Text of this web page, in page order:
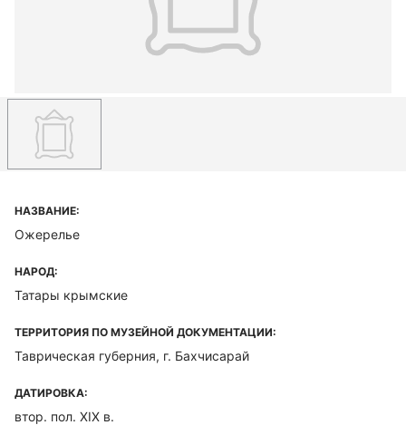
НАЗВАНИЕ:
Ожерелье
НАРОД:
Татары крымские
ТЕРРИТОРИЯ ПО МУЗЕЙНОЙ ДОКУМЕНТАЦИИ:
Таврическая губерния, г. Бахчисарай
ДАТИРОВКА:
втор. пол. XIX в.